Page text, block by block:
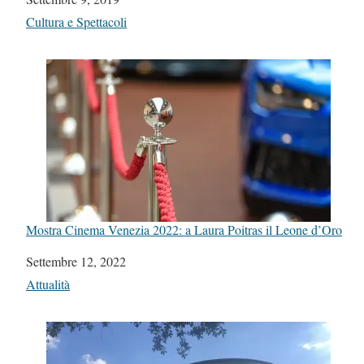
In relazione a
Cultura e Spettacoli
Mostra Cinema Venezia 2022: a Laura Poitras il Leone d’Oro
Data
Settembre 12, 2022
In relazione a
Attualità